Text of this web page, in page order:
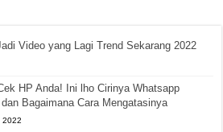
Video yang Lagi Trend Sekarang 2022
HP Anda! Ini lho Cirinya Whatsapp
dan Bagaimana Cara Mengatasinya
2022